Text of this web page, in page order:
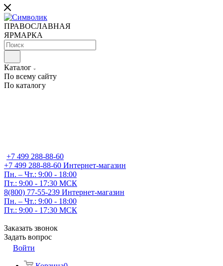
ПРАВОСЛАВНАЯ
ЯРМАРКА
Каталог
По всему сайту
По каталогу
+7 499 288-88-60
+7 499 288-88-60 Интернет-магазин
Пн. – Чт.: 9:00 - 18:00
Пт.: 9:00 - 17:30 МСК
8(800) 77-55-239 Интернет-магазин
Пн. – Чт.: 9:00 - 18:00
Пт.: 9:00 - 17:30 МСК
Заказать звонок
Задать вопрос
Войти